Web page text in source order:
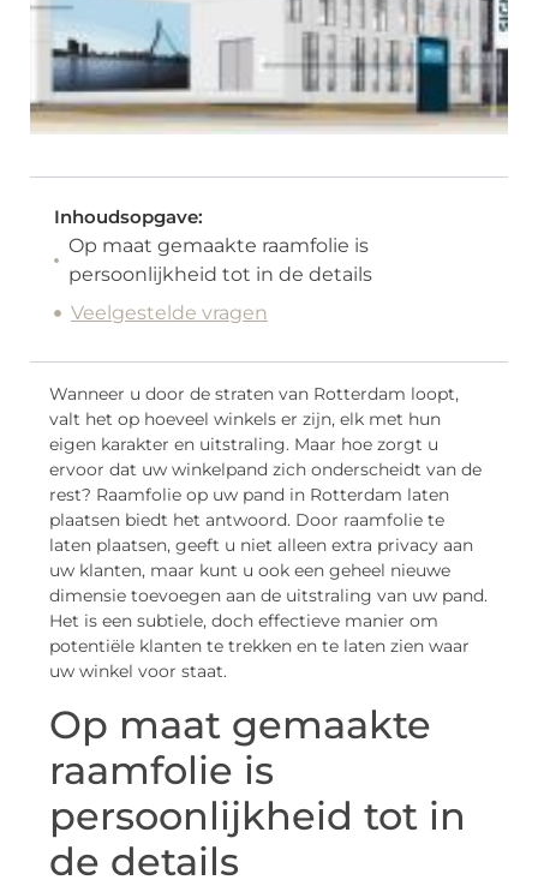
Inhoudsopgave:
Op maat gemaakte raamfolie is
persoonlijkheid tot in de details
Veelgestelde vragen
Wanneer u door de straten van Rotterdam loopt,
valt het op hoeveel winkels er zijn, elk met hun
eigen karakter en uitstraling. Maar hoe zorgt u
ervoor dat uw winkelpand zich onderscheidt van de
rest? Raamfolie op uw pand in Rotterdam laten
plaatsen biedt het antwoord. Door raamfolie te
laten plaatsen, geeft u niet alleen extra privacy aan
uw klanten, maar kunt u ook een geheel nieuwe
dimensie toevoegen aan de uitstraling van uw pand.
Het is een subtiele, doch effectieve manier om
potentiële klanten te trekken en te laten zien waar
uw winkel voor staat.
Op maat gemaakte
raamfolie is
persoonlijkheid tot in
de details